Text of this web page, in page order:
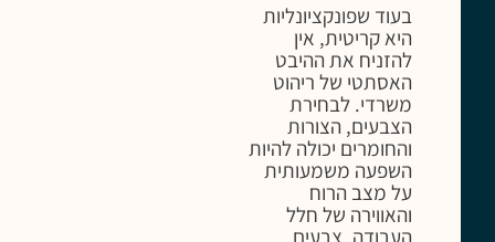
בעוד שפונקציונליות
היא קריטית, אין
להזניח את ההיבט
האסתטי של ריהוט
משרדי. לבחירת
הצבעים, הצורות
והחומרים יכולה להיות
השפעה משמעותית
על מצב הרוח
והאווירה של חלל
העבודה. צבעים